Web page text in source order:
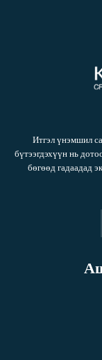
Итгэл үнэмшил
бүтээгдэхүүн нь
бөгөөд гадаадад